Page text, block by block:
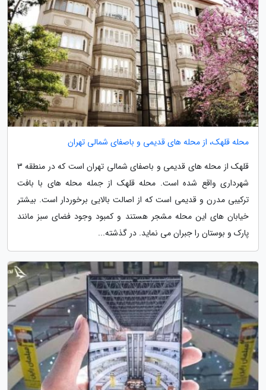
محله قلهک، از محله های قدیمی و باصفای شمالی تهران
قلهک از محله های قدیمی و باصفای شمالی تهران است که در منطقه 3
شهرداری واقع شده است. محله قلهک از جمله محله های با بافت
ترکیبی مدرن و قدیمی است که از اصالت بالایی برخوردار است. بیشتر
خیابان های این محله مشجر هستند و کمبود وجود فضای سبز مانند
پارک و بوستان را جبران می نماید. در گذشته...